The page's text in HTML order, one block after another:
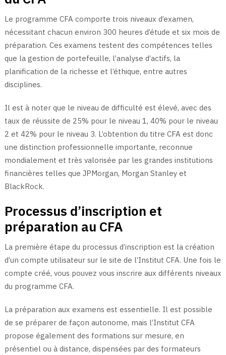
Le programme CFA comporte trois niveaux d’examen,
nécessitant chacun environ 300 heures d’étude et six mois de
préparation. Ces examens testent des compétences telles
que la gestion de portefeuille, l’analyse d’actifs, la
planification de la richesse et l’éthique, entre autres
disciplines.
Il est à noter que le niveau de difficulté est élevé, avec des
taux de réussite de 25% pour le niveau 1, 40% pour le niveau
2 et 42% pour le niveau 3. L’obtention du titre CFA est donc
une distinction professionnelle importante, reconnue
mondialement et très valorisée par les grandes institutions
financières telles que JPMorgan, Morgan Stanley et
BlackRock.
Processus d’inscription et
préparation au CFA
La première étape du processus d’inscription est la création
d’un compte utilisateur sur le site de l’Institut CFA. Une fois le
compte créé, vous pouvez vous inscrire aux différents niveaux
du programme CFA.
La préparation aux examens est essentielle. Il est possible
de se préparer de façon autonome, mais l’Institut CFA
propose également des formations sur mesure, en
présentiel ou à distance, dispensées par des formateurs